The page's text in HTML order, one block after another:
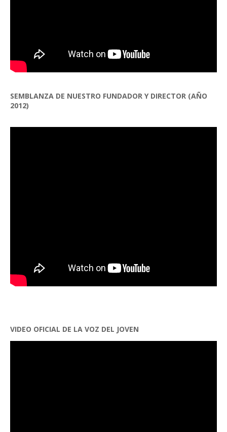
SEMBLANZA DE NUESTRO FUNDADOR Y DIRECTOR (AÑO
2012)
VIDEO OFICIAL DE LA VOZ DEL JOVEN